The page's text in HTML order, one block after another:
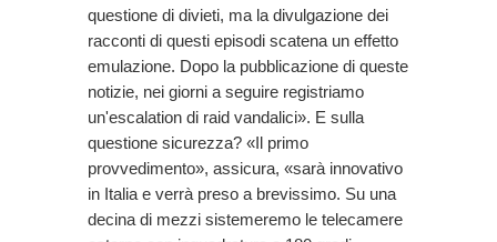
questione di divieti, ma la divulgazione dei
racconti di questi episodi scatena un effetto
emulazione. Dopo la pubblicazione di queste
notizie, nei giorni a seguire registriamo
un'escalation di raid vandalici». E sulla
questione sicurezza? «Il primo
provvedimento», assicura, «sarà innovativo
in Italia e verrà preso a brevissimo. Su una
decina di mezzi sistemeremo le telecamere